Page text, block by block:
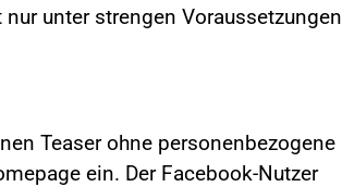
unter strengen Voraussetzungen
Teaser ohne personenbezogene
ein. Der Facebook-Nutzer